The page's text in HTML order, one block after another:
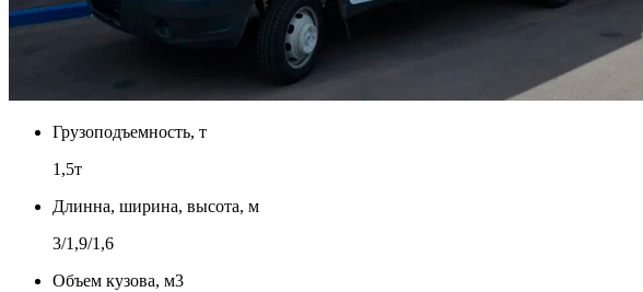
Грузоподъемность, т
1,5т
Длинна, ширина, высота, м
3/1,9/1,6
Объем кузова, м3